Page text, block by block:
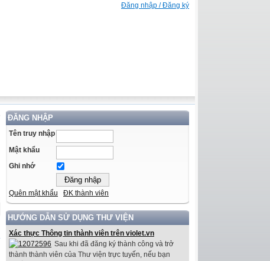
Đăng nhập / Đăng ký
ĐĂNG NHẬP
Tên truy nhập
Mật khẩu
Ghi nhớ
Quên mật khẩu ĐK thành viên
HƯỚNG DẪN SỬ DỤNG THƯ VIỆN
Xác thực Thông tin thành viên trên violet.vn
Sau khi đã đăng ký thành công và trở
thành thành viên của Thư viện trực tuyến, nếu bạn